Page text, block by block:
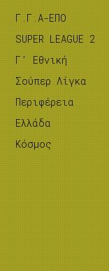
Γ.Γ.Α-ΕΠΟ
SUPER LEAGUE 2
Γ’ Εθνική
Σούπερ Λίγκα
Περιφέρεια
Ελλάδα
Κόσμος